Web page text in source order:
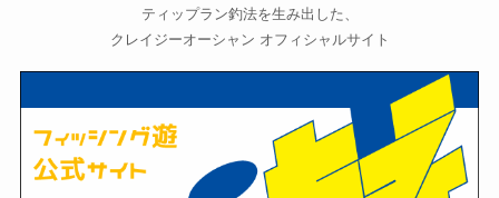
ティップラン釣法を生み出した、
クレイジーオーシャン オフィシャルサイト